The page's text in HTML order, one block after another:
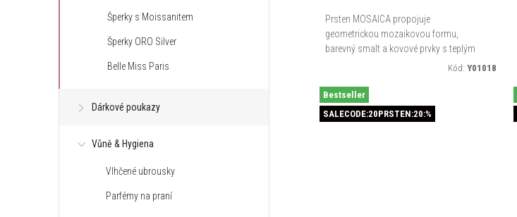
Šperky s Moissanitem
Šperky ORO Silver
Belle Miss Paris
Dárkové poukazy
Vůně & Hygiena
Vlhčené ubrousky
Parfémy na praní
Prsten MOSAICA propojuje
geometrickou mozaikovou formu,
barevný smalt a kovové prvky s teplým
leskem do výrazného šperku na ruku.
Kód: Y01018
Bestseller
SALECODE:20PRSTEN:20:%